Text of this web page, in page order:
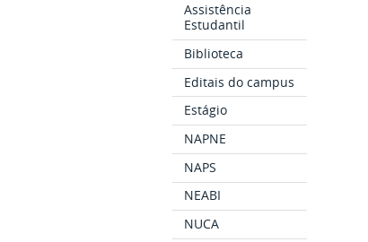
Assistência
Estudantil
Biblioteca
Editais do campus
Estágio
NAPNE
NAPS
NEABI
NUCA